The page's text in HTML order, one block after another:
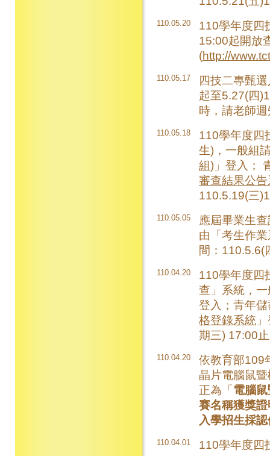
110.05.20
110學年度四
15:00起開放
(http://
110.05.17
四技二專甄
起至5.27(四
時，請老師
110.05.18
110學年度四
生)，一般組
組) 」登入；
審查結果公
110.5.19(三
110.05.05
應屆畢業生
由「考生作
間：110.5.6(
110.04.20
110學年度四
查」系統，
登入；青年
格登錄系統
期三) 17:00
110.04.20
依教育部109
晶片電腦鼠
正為「電腦
賽名稱獲獎
入學招生採
110.04.01 110學年度四